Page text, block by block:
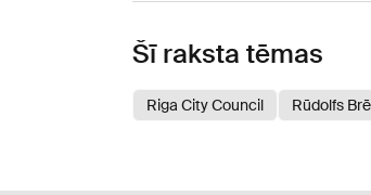
Šī raksta tēmas
Riga City Council Rūdolfs